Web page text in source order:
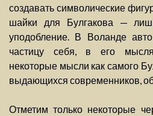
создавать символические
шайки для Булгакова —
уподобление. В Воланде
частицу себя, в его
некоторые мысли как самого
выдающихся современников,
Отметим только некоторые